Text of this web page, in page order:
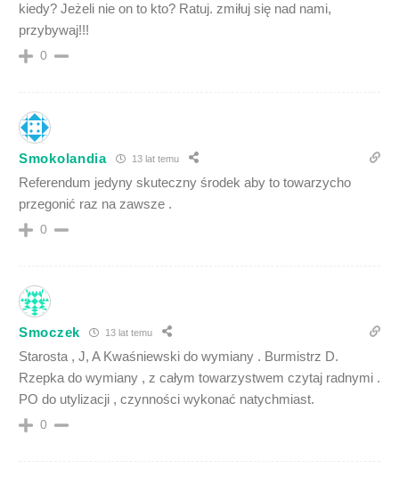
kiedy? Jeżeli nie on to kto? Ratuj. zmiłuj się nad nami,
przybywaj!!!
0
Smokolandia 13 lat temu
Referendum jedyny skuteczny środek aby to towarzycho
przegonić raz na zawsze .
0
Smoczek 13 lat temu
Starosta , J, A Kwaśniewski do wymiany . Burmistrz D.
Rzepka do wymiany , z całym towarzystwem czytaj radnymi .
PO do utylizacji , czynności wykonać natychmiast.
0